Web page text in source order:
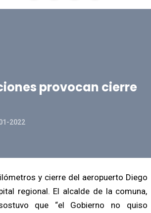
provocan cierre
2022
y cierre del aeropuerto Diego
regional. El alcalde de la comuna,
que “el Gobierno no quiso